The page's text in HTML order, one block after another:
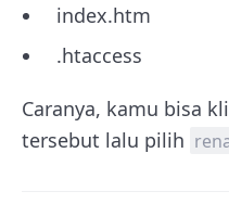
index.htm
.htaccess
Caranya, kamu bisa
tersebut lalu pilih